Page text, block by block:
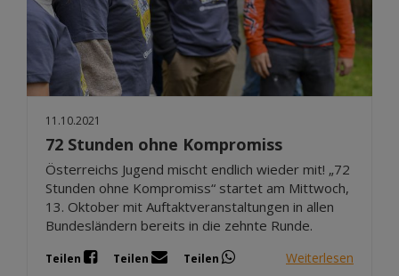
11.10.2021
72 Stunden ohne Kompromiss
Österreichs Jugend mischt endlich wieder mit! „72
Stunden ohne Kompromiss“ startet am Mittwoch,
13. Oktober mit Auftaktveranstaltungen in allen
Bundesländern bereits in die zehnte Runde.
Teilen Teilen Teilen Weiterlesen